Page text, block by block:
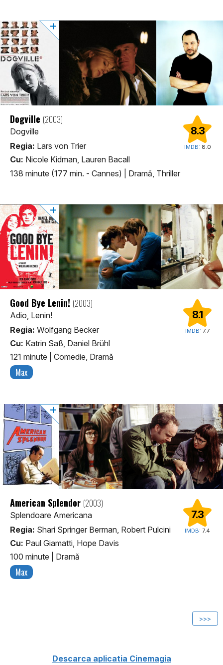
8.3
IMDB: 8.0
Dogville (2003)
Dogville
Regia: Lars von Trier
Cu: Nicole Kidman, Lauren Bacall
138 minute (177 min. - Cannes)
Dramă, Thriller
8.1
IMDB: 7.7
Good Bye Lenin! (2003)
Adio, Lenin!
Regia: Wolfgang Becker
Cu: Katrin Saß, Daniel Brühl
121 minute
Comedie, Dramă
Max
7.3
IMDB: 7.4
American Splendor (2003)
Splendoare Americana
Regia: Shari Springer Berman, Robert Pulcini
Cu: Paul Giamatti, Hope Davis
100 minute
Dramă
Max
>>>
Descarca aplicatia Cinemagia